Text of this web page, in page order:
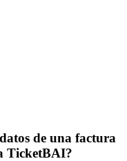
de una factura
TicketBAI?